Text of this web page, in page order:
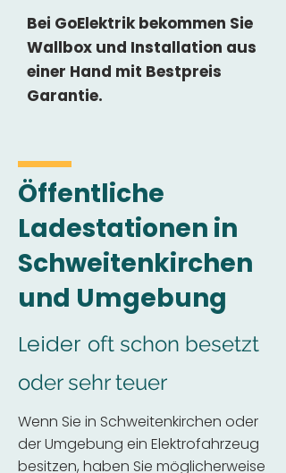
Bei GoElektrik bekommen Sie
Wallbox und Installation aus
einer Hand mit Bestpreis
Garantie.
Öffentliche
Ladestationen in
Schweitenkirchen
und Umgebung
Leider oft schon besetzt
oder sehr teuer
Wenn Sie in Schweitenkirchen oder
der Umgebung ein Elektrofahrzeug
besitzen, haben Sie möglicherweise